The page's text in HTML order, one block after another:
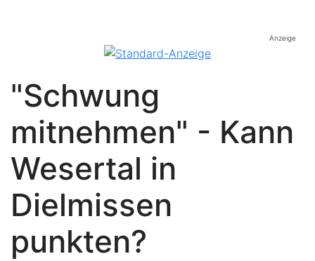
Anzeige
"Schwung
mitnehmen" - Kann
Wesertal in
Dielmissen
punkten?